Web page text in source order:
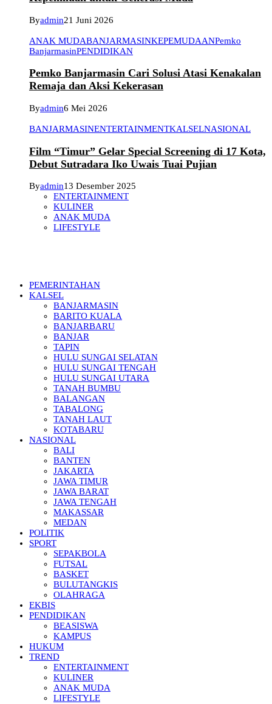
Byadmin21 Juni 2026
ANAK MUDABANJARMASINKEPEMUDAANPemko
BanjarmasinPENDIDIKAN
Pemko Banjarmasin Cari Solusi Atasi Kenakalan
Remaja dan Aksi Kekerasan
Byadmin6 Mei 2026
BANJARMASINENTERTAINMENTKALSELNASIONAL
Film “Timur” Gelar Special Screening di 17 Kota,
Debut Sutradara Iko Uwais Tuai Pujian
Byadmin13 Desember 2025
ENTERTAINMENT
KULINER
ANAK MUDA
LIFESTYLE
PEMERINTAHAN
KALSEL
BANJARMASIN
BARITO KUALA
BANJARBARU
BANJAR
TAPIN
HULU SUNGAI SELATAN
HULU SUNGAI TENGAH
HULU SUNGAI UTARA
TANAH BUMBU
BALANGAN
TABALONG
TANAH LAUT
KOTABARU
NASIONAL
BALI
BANTEN
JAKARTA
JAWA TIMUR
JAWA BARAT
JAWA TENGAH
MAKASSAR
MEDAN
POLITIK
SPORT
SEPAKBOLA
FUTSAL
BASKET
BULUTANGKIS
OLAHRAGA
EKBIS
PENDIDIKAN
BEASISWA
KAMPUS
HUKUM
TREND
ENTERTAINMENT
KULINER
ANAK MUDA
LIFESTYLE